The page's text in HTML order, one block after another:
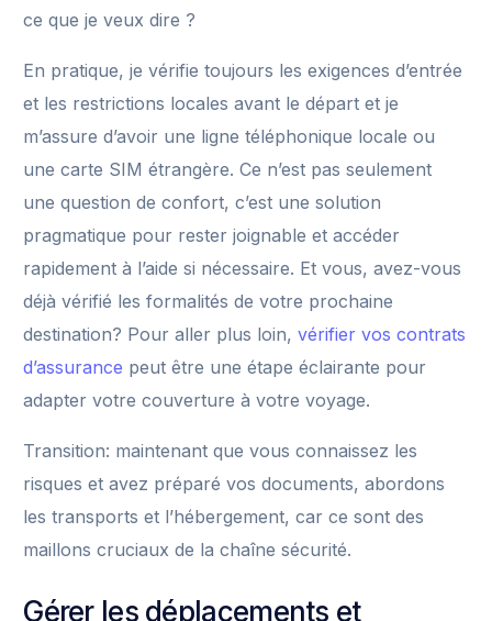
ce que je veux dire ?
En pratique, je vérifie toujours les exigences d’entrée
et les restrictions locales avant le départ et je
m’assure d’avoir une ligne téléphonique locale ou
une carte SIM étrangère. Ce n’est pas seulement
une question de confort, c’est une solution
pragmatique pour rester joignable et accéder
rapidement à l’aide si nécessaire. Et vous, avez-vous
déjà vérifié les formalités de votre prochaine
destination? Pour aller plus loin,vérifier vos contrats
d’assurance peut être une étape éclairante pour
adapter votre couverture à votre voyage.
Transition: maintenant que vous connaissez les
risques et avez préparé vos documents, abordons
les transports et l’hébergement, car ce sont des
maillons cruciaux de la chaîne sécurité.
Gérer les déplacements et